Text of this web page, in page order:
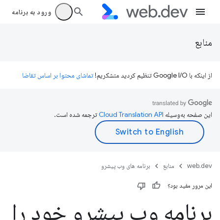
ورود به برنامه
منابع
از اینکه با Google I/O تنظیم کردید متشکریم! تماشای محتوا بر اساس تقاضا
این صفحه به‌وسیله ترجمه شده است.
web.dev منابع برنامه های وب پیشرو
این مرور مفید بود؟
برنامه وب پیشرو خود را